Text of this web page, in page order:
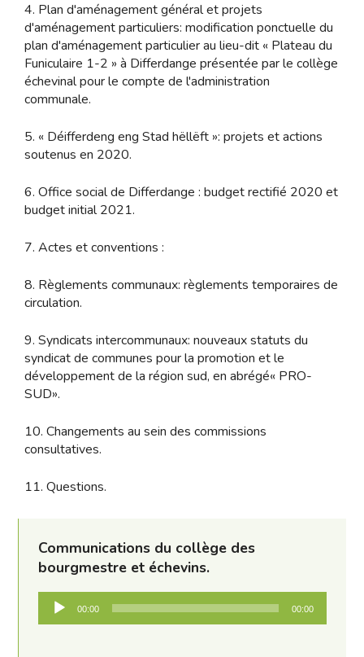
4. Plan d'aménagement général et projets
d'aménagement particuliers: modification ponctuelle du
plan d'aménagement particulier au lieu-dit « Plateau du
Funiculaire 1-2 » à Differdange présentée par le collège
échevinal pour le compte de l'administration
communale.
5. « Déifferdeng eng Stad hëllëft »: projets et actions
soutenus en 2020.
6. Office social de Differdange : budget rectifié 2020 et
budget initial 2021.
7. Actes et conventions :
8. Règlements communaux: règlements temporaires de
circulation.
9. Syndicats intercommunaux: nouveaux statuts du
syndicat de communes pour la promotion et le
développement de la région sud, en abrégé« PRO-
SUD».
10. Changements au sein des commissions
consultatives.
11. Questions.
Communications du collège des
bourgmestre et échevins.
Audio-
Player
00:00 00:00